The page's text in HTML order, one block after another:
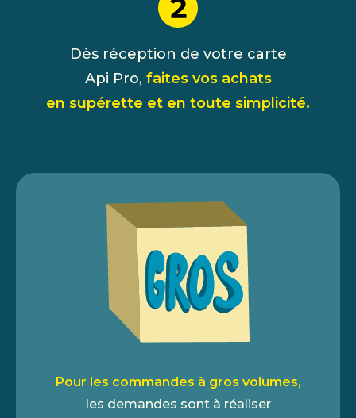
Dès réception de votre carte
Api Pro, faites vos achats
en supérette et en toute simplicité.
Pour les commandes à gros volumes,
les demandes sont à réaliser